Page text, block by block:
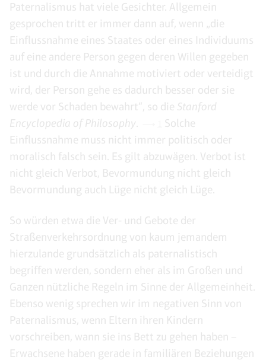
Paternalismus hat viele Gesichter. Allgemein
gesprochen tritt er immer dann auf, wenn „die
Einflussnahme eines Staates oder eines Individuums
auf eine andere Person gegen deren Willen gegeben
ist und durch die Annahme motiviert oder verteidigt
wird, der Person gehe es dadurch besser oder sie
werde vor Schaden bewahrt“, so die Stanford
Encyclopedia of Philosophy
Solche
Einflussnahme muss nicht immer politisch oder
moralisch falsch sein. Es gilt abzuwägen. Verbot ist
nicht gleich Verbot, Bevormundung nicht gleich
Bevormundung auch Lüge nicht gleich Lüge.
So würden etwa die Ver- und Gebote der
Straßenverkehrsordnung von kaum jemandem
hierzulande grundsätzlich als paternalistisch
begriffen werden, sondern eher als im Großen und
Ganzen nützliche Regeln im Sinne der Allgemeinheit.
Ebenso wenig sprechen wir im negativen Sinn von
Paternalismus, wenn Eltern ihren Kindern
vorschreiben, wann sie ins Bett zu gehen haben –
Erwachsene haben gerade in familiären Beziehungen